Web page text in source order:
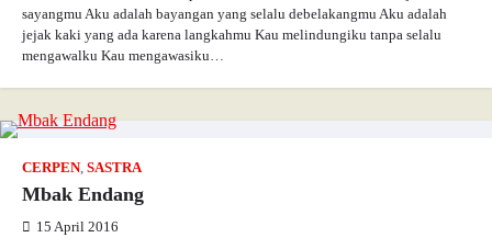
sayangmu Aku adalah bayangan yang selalu debelakangmu Aku adalah
jejak kaki yang ada karena langkahmu Kau melindungiku tanpa selalu
mengawalku Kau mengawasiku…
CERPEN, SASTRA
Mbak Endang
15 April 2016